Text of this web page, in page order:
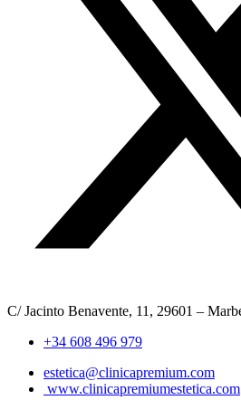
C/ Jacinto Benavente, 11, 29601 –
+34 608 496 979
estetica@clinicapremium.com
www.clinicapremiumestetica.com